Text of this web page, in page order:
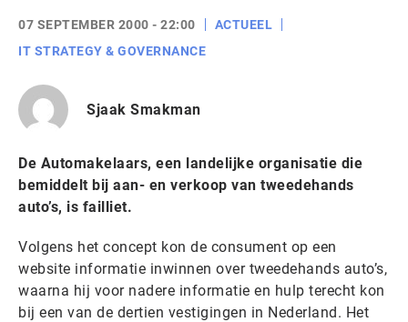
07 SEPTEMBER 2000 - 22:00
ACTUEEL
IT STRATEGY & GOVERNANCE
Sjaak Smakman
De Automakelaars, een landelijke organisatie die
bemiddelt bij aan- en verkoop van tweedehands
auto’s, is failliet.
Volgens het concept kon de consument op een
website informatie inwinnen over tweedehands auto’s,
waarna hij voor nadere informatie en hulp terecht kon
bij een van de dertien vestigingen in Nederland. Het